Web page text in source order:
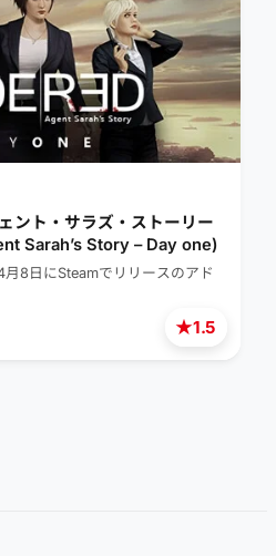
★1.5
ント・サラズ・ストーリー
Sarah’s Story – Day one)
8日にSteamでリリースのアド